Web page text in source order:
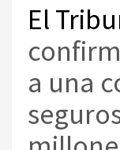
El
a una